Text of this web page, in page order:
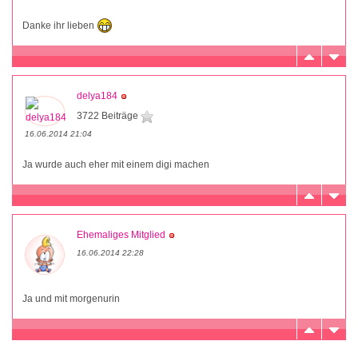
Danke ihr lieben
delya184
3722 Beiträge
16.06.2014 21:04
Ja wurde auch eher mit einem digi machen
Ehemaliges Mitglied
16.06.2014 22:28
Ja und mit morgenurin